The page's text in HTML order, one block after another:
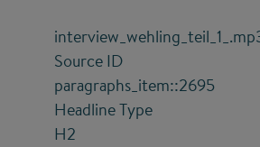
Source ID
paragraphs_item::2695
Headline Type
H2